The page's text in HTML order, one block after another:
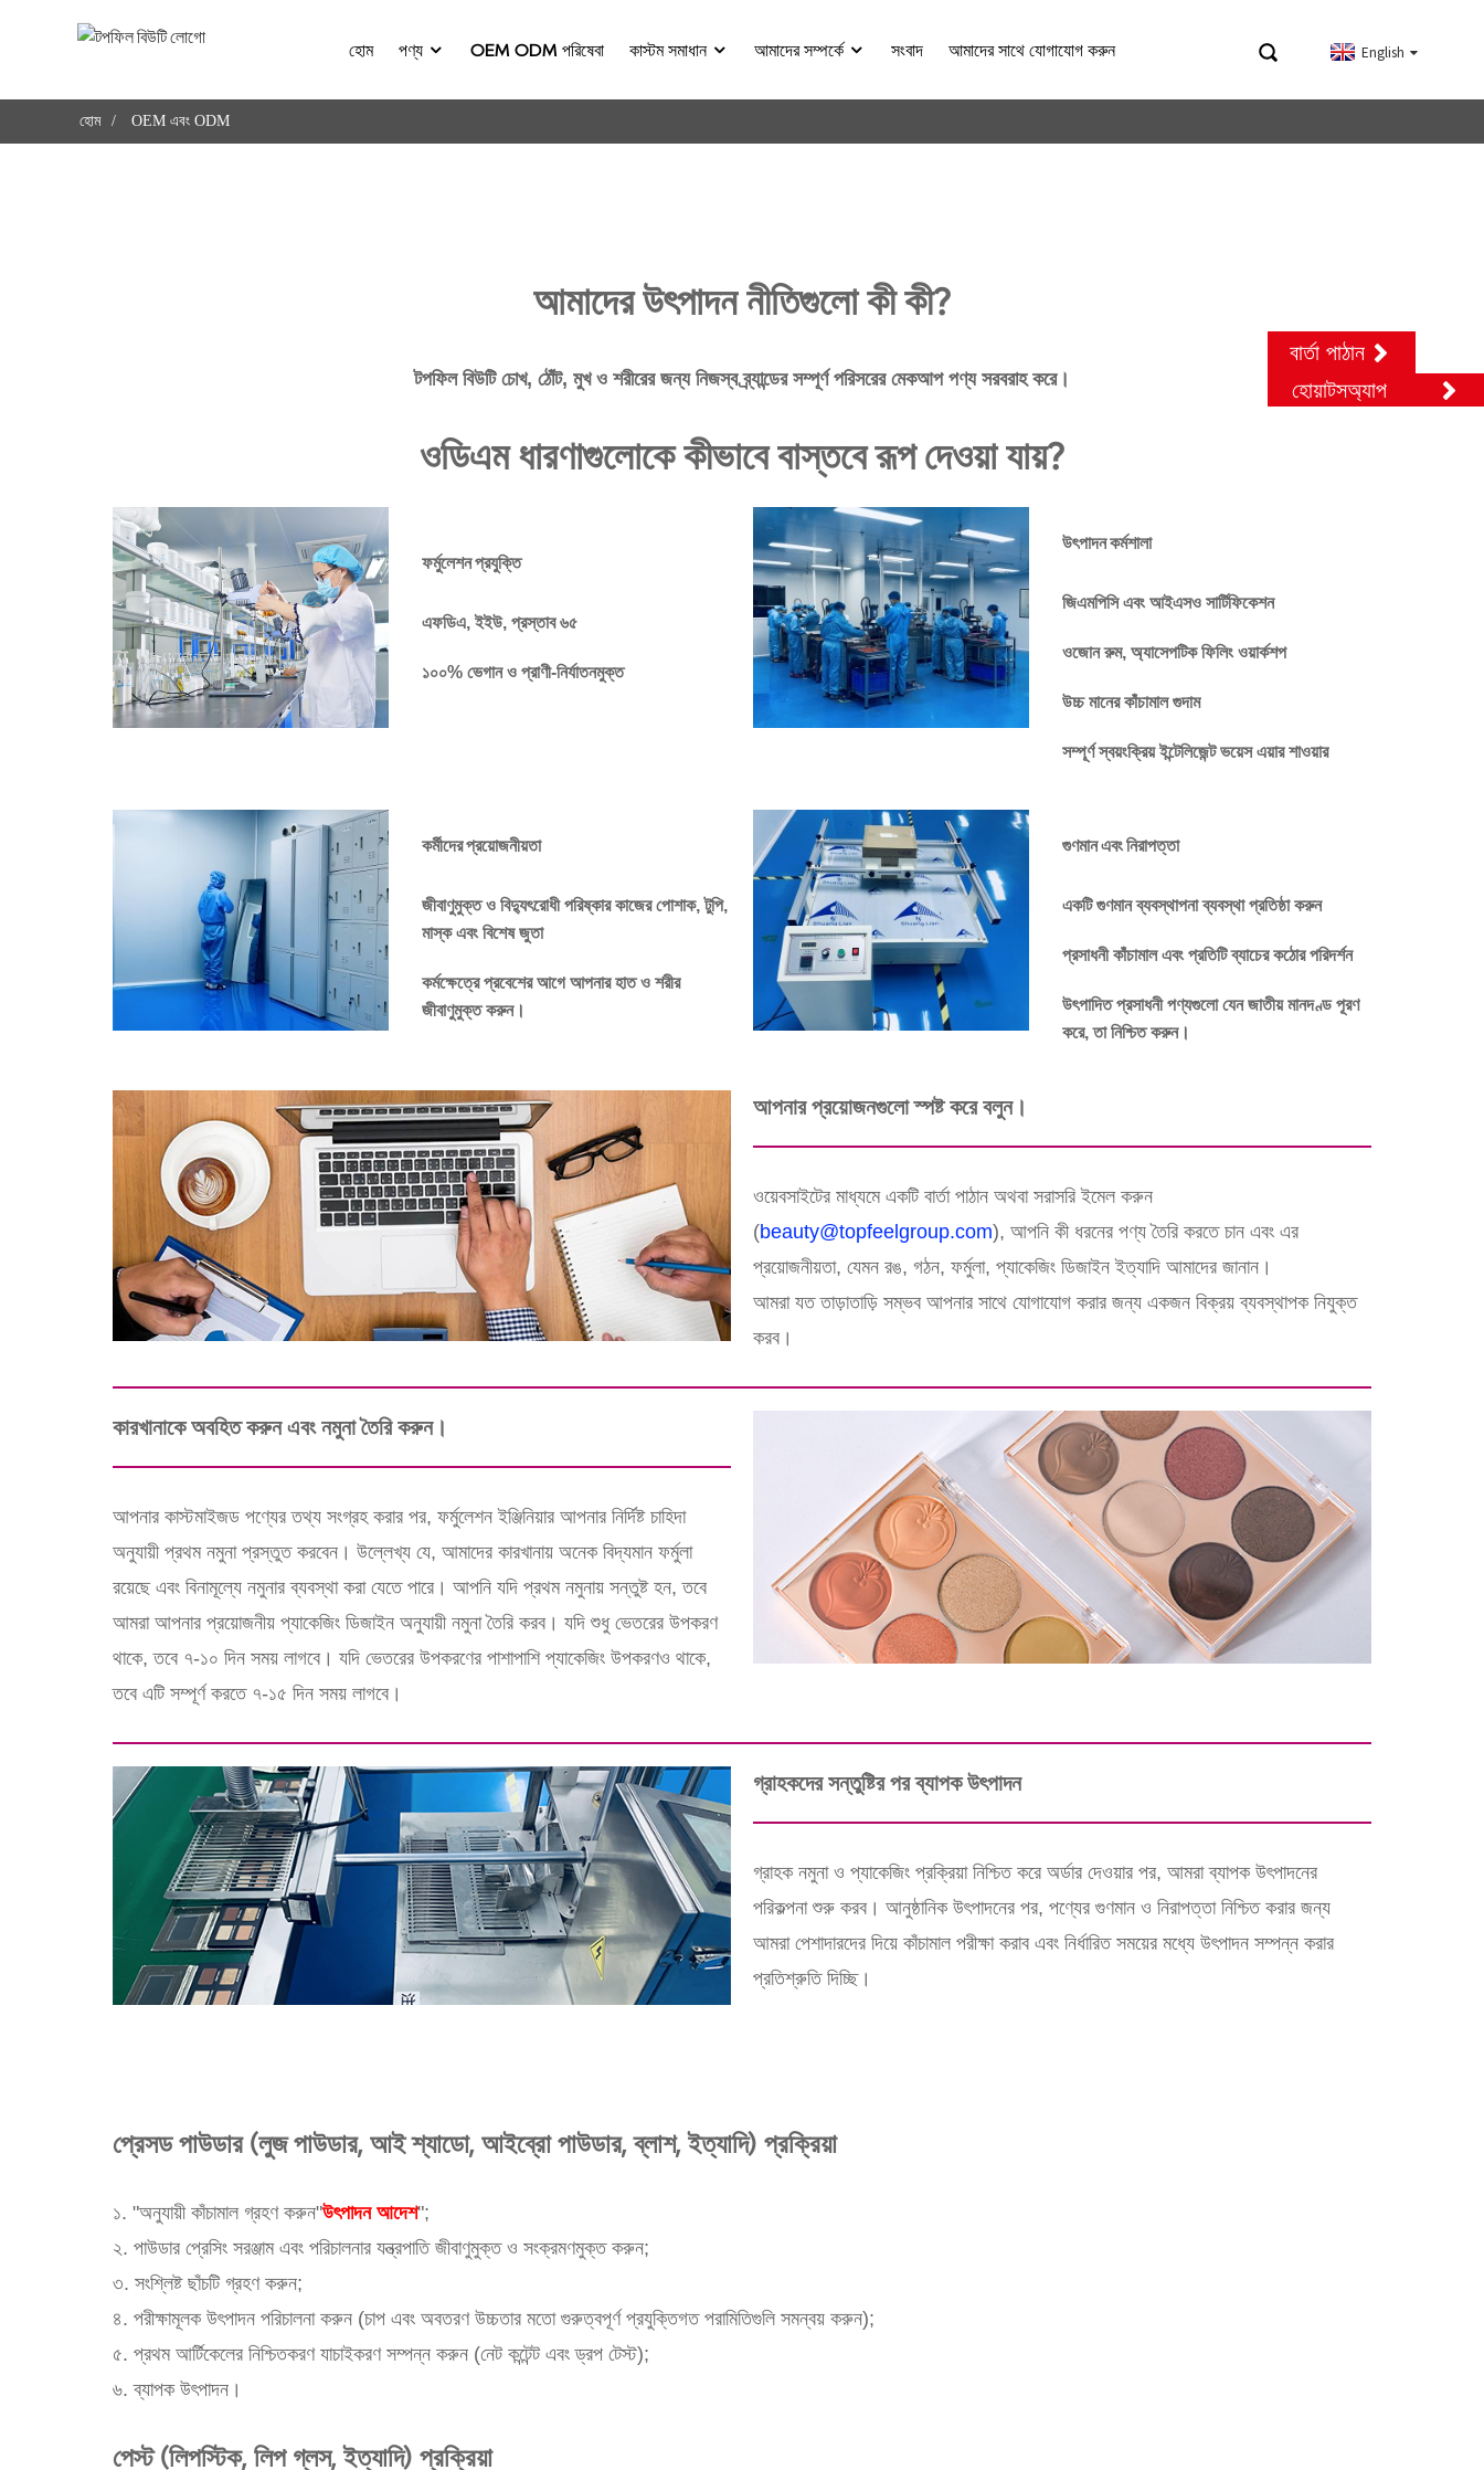
হোম পণ্য OEM ODM পরিষেবা কাস্টম সমাধান আমাদের সম্পর্কে সংবাদ আমাদের সাথে যোগাযোগ করুন English
হোম OEM এবং ODM
আমাদের উৎপাদন নীতিগুলো কী কী?
টপফিল বিউটি চোখ, ঠোঁট, মুখ ও শরীরের জন্য নিজস্ব ব্র্যান্ডের সম্পূর্ণ পরিসরের মেকআপ পণ্য সরবরাহ করে।
ওডিএম ধারণাগুলোকে কীভাবে বাস্তবে রূপ দেওয়া যায়?
ফর্মুলেশন প্রযুক্তি
এফডিএ, ইইউ, প্রস্তাব ৬৫
১০০% ভেগান ও প্রাণী-নির্যাতনমুক্ত
উৎপাদন কর্মশালা
জিএমপিসি এবং আইএসও সার্টিফিকেশন
ওজোন রুম, অ্যাসেপটিক ফিলিং ওয়ার্কশপ
উচ্চ মানের কাঁচামাল গুদাম
সম্পূর্ণ স্বয়ংক্রিয় ইন্টেলিজেন্ট ভয়েস এয়ার শাওয়ার
কর্মীদের প্রয়োজনীয়তা
জীবাণুমুক্ত ও বিদ্যুৎরোধী পরিষ্কার কাজের পোশাক, টুপি,
মাস্ক এবং বিশেষ জুতা
কর্মক্ষেত্রে প্রবেশের আগে আপনার হাত ও শরীর
জীবাণুমুক্ত করুন।
গুণমান এবং নিরাপত্তা
একটি গুণমান ব্যবস্থাপনা ব্যবস্থা প্রতিষ্ঠা করুন
প্রসাধনী কাঁচামাল এবং প্রতিটি ব্যাচের কঠোর পরিদর্শন
উৎপাদিত প্রসাধনী পণ্যগুলো যেন জাতীয় মানদণ্ড পূরণ
করে, তা নিশ্চিত করুন।
আপনার প্রয়োজনগুলো স্পষ্ট করে বলুন।
ওয়েবসাইটের মাধ্যমে একটি বার্তা পাঠান অথবা সরাসরি ইমেল করুন
(beauty@topfeelgroup.com), আপনি কী ধরনের পণ্য তৈরি করতে চান এবং এর
প্রয়োজনীয়তা, যেমন রঙ, গঠন, ফর্মুলা, প্যাকেজিং ডিজাইন ইত্যাদি আমাদের জানান।
আমরা যত তাড়াতাড়ি সম্ভব আপনার সাথে যোগাযোগ করার জন্য একজন বিক্রয় ব্যবস্থাপক নিযুক্ত
করব।
কারখানাকে অবহিত করুন এবং নমুনা তৈরি করুন।
আপনার কাস্টমাইজড পণ্যের তথ্য সংগ্রহ করার পর, ফর্মুলেশন ইঞ্জিনিয়ার আপনার নির্দিষ্ট চাহিদা
অনুযায়ী প্রথম নমুনা প্রস্তুত করবেন। উল্লেখ্য যে, আমাদের কারখানায় অনেক বিদ্যমান ফর্মুলা
রয়েছে এবং বিনামূল্যে নমুনার ব্যবস্থা করা যেতে পারে। আপনি যদি প্রথম নমুনায় সন্তুষ্ট হন, তবে
আমরা আপনার প্রয়োজনীয় প্যাকেজিং ডিজাইন অনুযায়ী নমুনা তৈরি করব। যদি শুধু ভেতরের উপকরণ
থাকে, তবে ৭-১০ দিন সময় লাগবে। যদি ভেতরের উপকরণের পাশাপাশি প্যাকেজিং উপকরণও থাকে,
তবে এটি সম্পূর্ণ করতে ৭-১৫ দিন সময় লাগবে।
গ্রাহকদের সন্তুষ্টির পর ব্যাপক উৎপাদন
গ্রাহক নমুনা ও প্যাকেজিং প্রক্রিয়া নিশ্চিত করে অর্ডার দেওয়ার পর, আমরা ব্যাপক উৎপাদনের
পরিকল্পনা শুরু করব। আনুষ্ঠানিক উৎপাদনের পর, পণ্যের গুণমান ও নিরাপত্তা নিশ্চিত করার জন্য
আমরা পেশাদারদের দিয়ে কাঁচামাল পরীক্ষা করাব এবং নির্ধারিত সময়ের মধ্যে উৎপাদন সম্পন্ন করার
প্রতিশ্রুতি দিচ্ছি।
প্রেসড পাউডার (লুজ পাউডার, আই শ্যাডো, আইব্রো পাউডার, ব্লাশ, ইত্যাদি) প্রক্রিয়া
১. "অনুযায়ী কাঁচামাল গ্রহণ করুন"উৎপাদন আদেশ";
২. পাউডার প্রেসিং সরঞ্জাম এবং পরিচালনার যন্ত্রপাতি জীবাণুমুক্ত ও সংক্রমণমুক্ত করুন;
৩. সংশ্লিষ্ট ছাঁচটি গ্রহণ করুন;
৪. পরীক্ষামূলক উৎপাদন পরিচালনা করুন (চাপ এবং অবতরণ উচ্চতার মতো গুরুত্বপূর্ণ প্রযুক্তিগত পরামিতিগুলি সমন্বয় করুন);
৫. প্রথম আর্টিকেলের নিশ্চিতকরণ যাচাইকরণ সম্পন্ন করুন (নেট কন্টেন্ট এবং ড্রপ টেস্ট);
৬. ব্যাপক উৎপাদন।
পেস্ট (লিপস্টিক, লিপ গ্লস, ইত্যাদি) প্রক্রিয়া
বার্তা পাঠান
হোয়াটসঅ্যাপ